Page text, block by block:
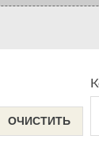
ОЧИСТИТЬ